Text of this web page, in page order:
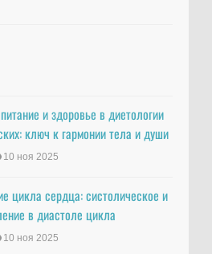
и здоровье в диетологии
ключ к гармонии тела и души
10 ноя 2025
цикла сердца: систолическое и
в диастоле цикла
10 ноя 2025